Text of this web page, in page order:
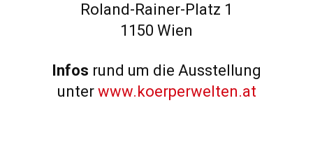
Roland-Rainer-Platz 1
1150 Wien
Infos rund um die Ausstellung
unterwww.koerperwelten.at